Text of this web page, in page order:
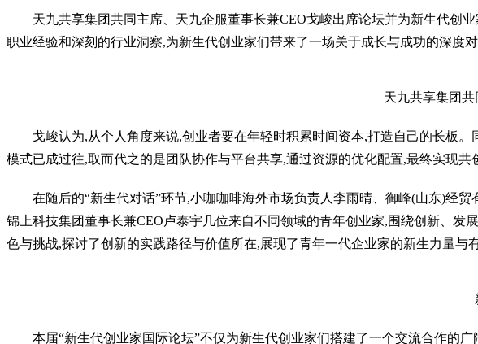
天九共享集团共同主席、天九企服董事长兼CEO戈峻出席论坛并为新生代创
职业经验和深刻的行业洞察,为新生代创业家们带来了一场关于成长与成功的深度
天九共享集团
戈峻认为,从个人角度来说,创业者要在年轻时积累时间资本,打造自己的长板
模式已成过往,取而代之的是团队协作与平台共享,通过资源的优化配置,最终实现共
在随后的“新生代对话”环节,小咖咖啡海外市场负责人李雨晴、御峰(山东)经
锦上科技集团董事长兼CEO卢泰宇几位来自不同领域的青年创业家,围绕创新、
色与挑战,探讨了创新的实践路径与价值所在,展现了青年一代企业家的新生力量与
本届“新生代创业家国际论坛”不仅为新生代创业家们搭建了一个交流合作的